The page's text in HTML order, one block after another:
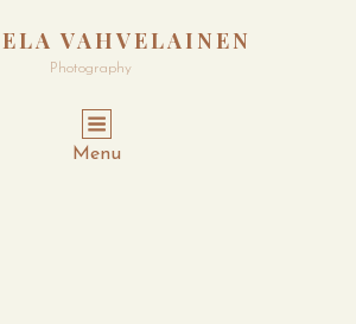
VAHVELAINEN
Photography
Menu